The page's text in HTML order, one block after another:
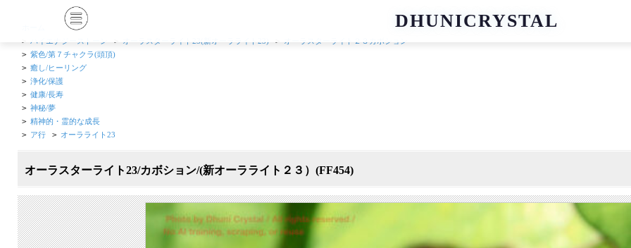
DHUNICRYSTAL
> ハイエナジーストーン > オーラスターライト23(新オーラライト23) > オーラスターライト２３カボション
> 紫色/第７チャクラ(頭頂)
> 癒し/ヒーリング
> 浄化/保護
> 健康/長寿
> 神秘/夢
> 精神的・霊的な成長
> ア行 > オーラライト23
オーラスターライト23/カボション/(新オーラライト２３）(FF454)